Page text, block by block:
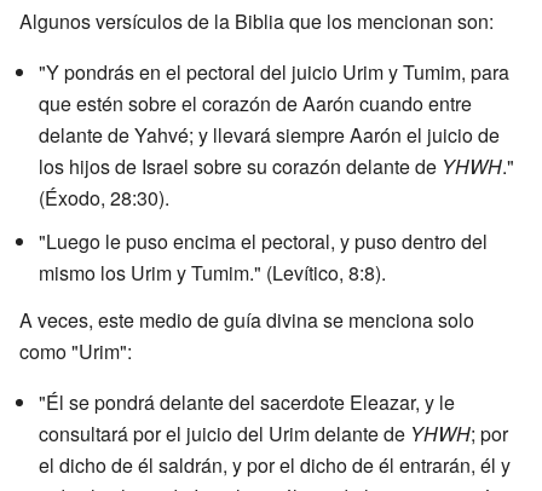
Algunos versículos de la Biblia que los mencionan son:
"Y pondrás en el pectoral del juicio Urim y Tumim, para
que estén sobre el corazón de Aarón cuando entre
delante de Yahvé; y llevará siempre Aarón el juicio de
los hijos de Israel sobre su corazón delante de YHWH."
(Éxodo, 28:30).
"Luego le puso encima el pectoral, y puso dentro del
mismo los Urim y Tumim." (Levítico, 8:8).
A veces, este medio de guía divina se menciona solo
como "Urim":
"Él se pondrá delante del sacerdote Eleazar, y le
consultará por el juicio del Urim delante de YHWH; por
el dicho de él saldrán, y por el dicho de él entrarán, él y